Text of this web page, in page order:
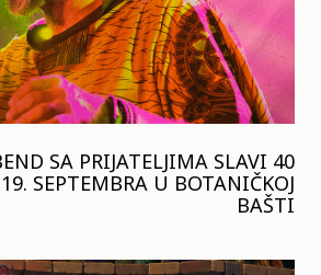
SA PRIJATELJIMA SLAVI 40
SEPTEMBRA U BOTANIČKOJ
BAŠTI